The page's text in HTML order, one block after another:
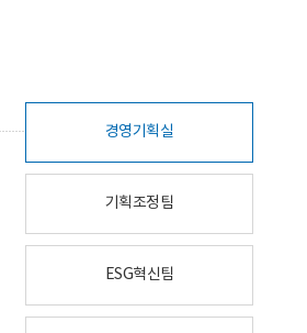
경영기획실
기획조정팀
ESG혁신팀